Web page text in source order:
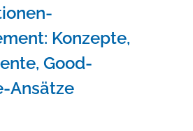
Konzepte,
Good-
Ansätze